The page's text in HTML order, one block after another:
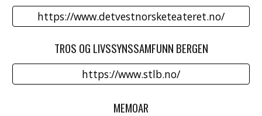
https://www.detvestnorsketeateret.no/
TROS OG LIVSSYNSSAMFUNN BERGEN
https://www.stlb.no/
MEMOAR